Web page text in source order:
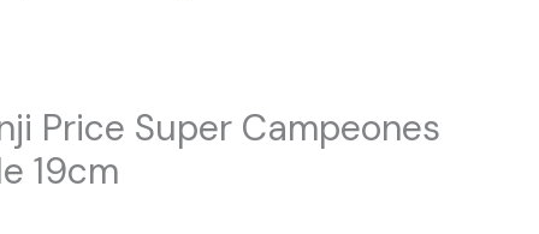
Price Super Campeones
19cm